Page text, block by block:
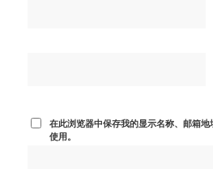
在此浏览器中保存我的显示名称、邮箱
使用。